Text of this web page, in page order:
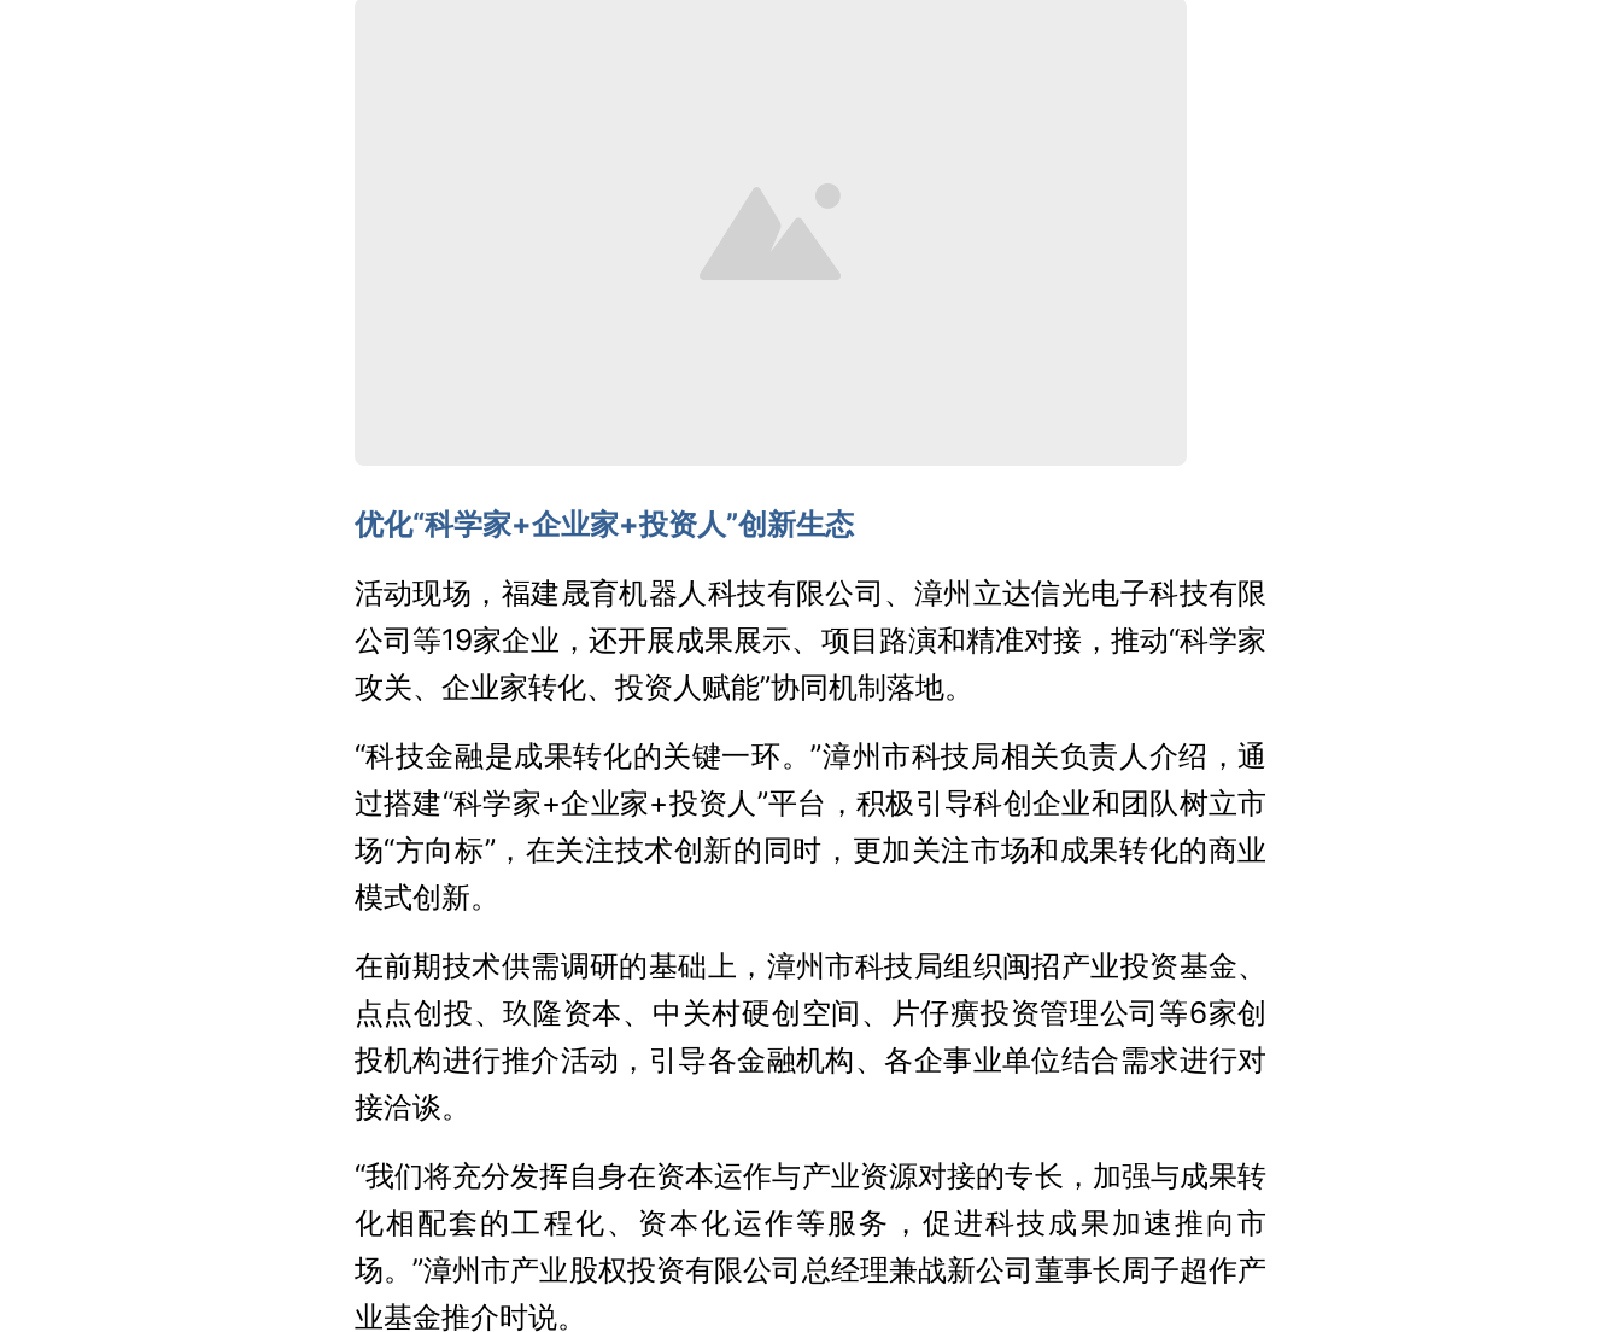
优化“科学家+企业家+投资人”创新生态
活动现场，福建晟育机器人科技有限公司、漳州立达信光电子科技有限
公司等19家企业，还开展成果展示、项目路演和精准对接，推动“科学家
攻关、企业家转化、投资人赋能”协同机制落地。
“科技金融是成果转化的关键一环。”漳州市科技局相关负责人介绍，通
过搭建“科学家+企业家+投资人”平台，积极引导科创企业和团队树立市
场“方向标”，在关注技术创新的同时，更加关注市场和成果转化的商业
模式创新。
在前期技术供需调研的基础上，漳州市科技局组织闽招产业投资基金、
点点创投、玖隆资本、中关村硬创空间、片仔癀投资管理公司等6家创
投机构进行推介活动，引导各金融机构、各企事业单位结合需求进行对
接洽谈。
“我们将充分发挥自身在资本运作与产业资源对接的专长，加强与成果转
化相配套的工程化、资本化运作等服务，促进科技成果加速推向市
场。”漳州市产业股权投资有限公司总经理兼战新公司董事长周子超作产
业基金推介时说。